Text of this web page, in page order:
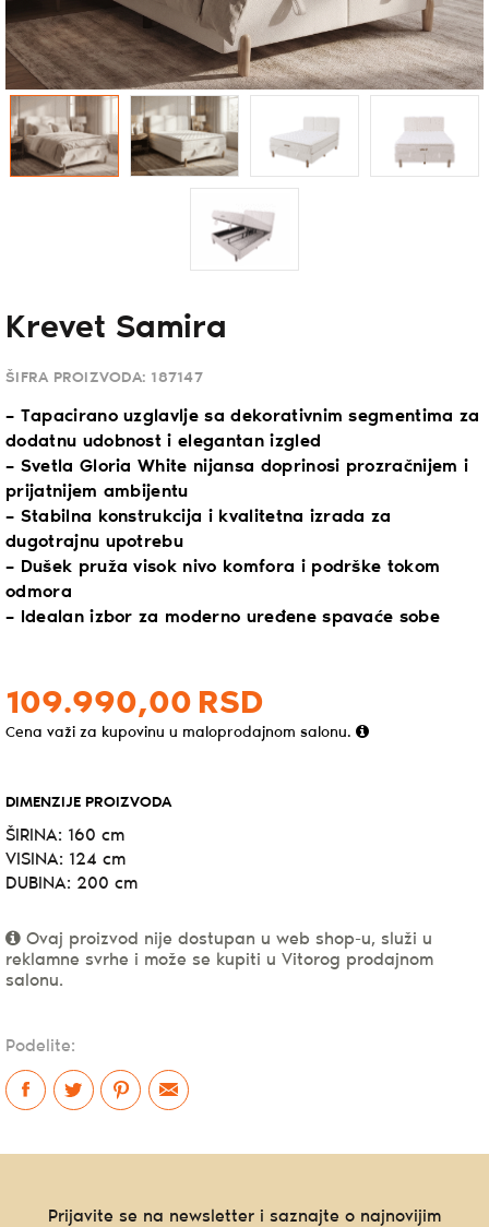
Krevet Samira
ŠIFRA PROIZVODA: 187147
– Tapacirano uzglavlje sa dekorativnim segmentima za
dodatnu udobnost i elegantan izgled
– Svetla Gloria White nijansa doprinosi prozračnijem i
prijatnijem ambijentu
– Stabilna konstrukcija i kvalitetna izrada za
dugotrajnu upotrebu
– Dušek pruža visok nivo komfora i podrške tokom
odmora
– Idealan izbor za moderno uređene spavaće sobe
109.990,00 RSD
Cena važi za kupovinu u maloprodajnom salonu.
DIMENZIJE PROIZVODA
ŠIRINA: 160 cm
VISINA: 124 cm
DUBINA: 200 cm
Ovaj proizvod nije dostupan u web shop-u, služi u
reklamne svrhe i može se kupiti u Vitorog prodajnom
salonu.
Podelite:
Prijavite se na newsletter i saznajte o najnovijim